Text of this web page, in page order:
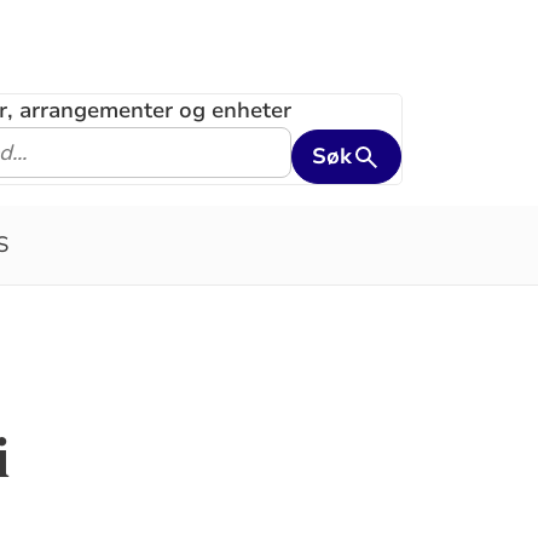
arrangementer og enheter
Søk